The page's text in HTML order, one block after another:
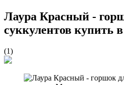
Лаура Красный -
суккулентов купить
(1)